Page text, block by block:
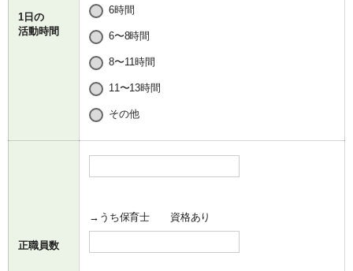
1日の
活動時間
6時間
6〜8時間
8〜11時間
11〜13時間
その他
正職員数
→うち保育士 資格あり